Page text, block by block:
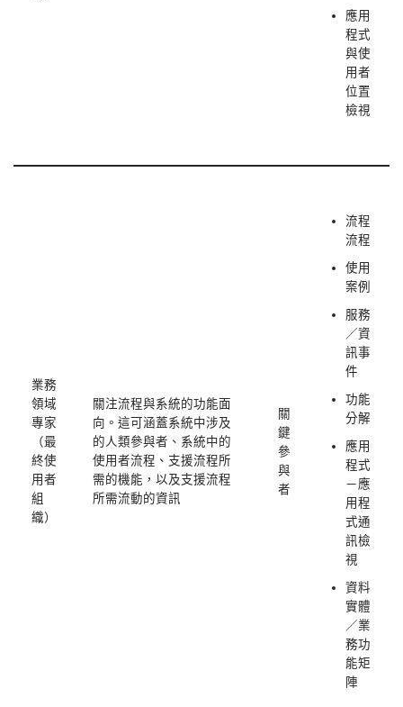
應用
程式
與使
用者
位置
檢視
業務
領域
專家
（最
終使
用者
組
織）
關注流程與系統的功能面
向。這可涵蓋系統中涉及
的人類參與者、系統中的
使用者流程、支援流程所
需的機能，以及支援流程
所需流動的資訊
關
鍵
參
與
者
流程
流程
使用
案例
服務
／資
訊事
件
功能
分解
應用
程式
－應
用程
式通
訊檢
視
資料
實體
／業
務功
能矩
陣